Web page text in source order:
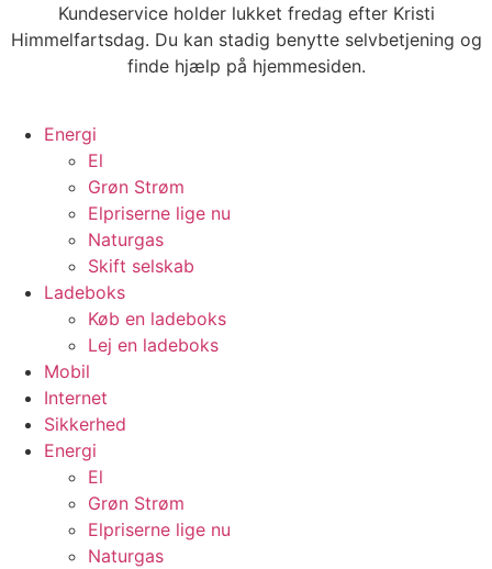
til
Kundeservice holder lukket fredag efter Kristi
Himmelfartsdag. Du kan stadig benytte selvbetjening og
finde hjælp på hjemmesiden.
Energi
El
Grøn Strøm
Elpriserne lige nu
Naturgas
Skift selskab
Ladeboks
Køb en ladeboks
Lej en ladeboks
Mobil
Internet
Sikkerhed
Energi
El
Grøn Strøm
Elpriserne lige nu
Naturgas